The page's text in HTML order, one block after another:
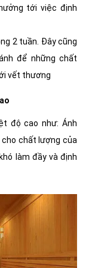
tới việc định
2 tuần. Đây cũng
để những chất
vết thương
độ cao như: Ánh
chất lượng của
làm đầy và định